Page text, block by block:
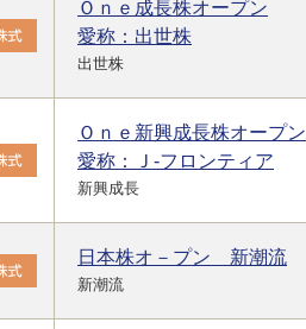
Ｏｎｅ成長株オープン
愛称：出世株
出世株
Ｏｎｅ新興成長株オープン
愛称：Ｊ-フロンティア
新興成長
日本株オ－プン 新潮流
新潮流